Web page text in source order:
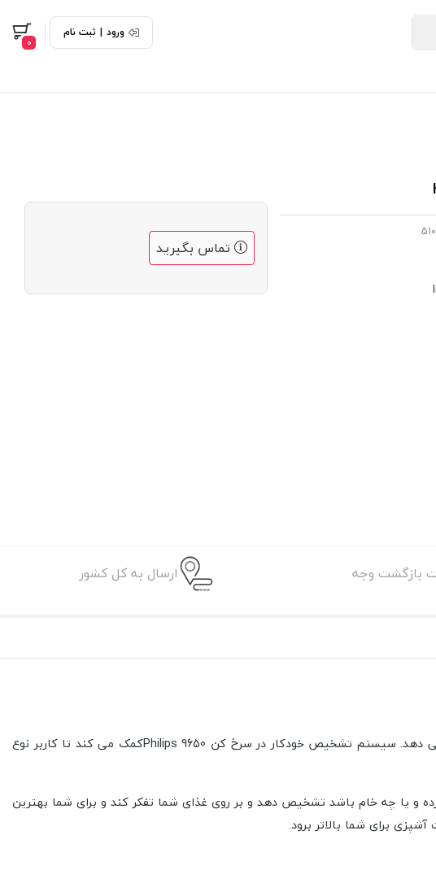
ورود | ثبت نام
0
تماس بگیرید
بازگشت وجه ارسال به کل کشور
گنجایش ظرفیت 7.3 لیتر برخوردار است. و به کاربر امکان سرخ کردن سیب زمینی تا ظرفیت 1.4 کیلوگرمی یا یک مرغ کامل را می دهد. سیستم تشخیص خودکار در سرخ کن Philips 9650کمک می کند تا کاربر نوع
و یا چه خام باشد تشخیص دهد و بر روی غذای شما تفکر کند و برای شما بهترین